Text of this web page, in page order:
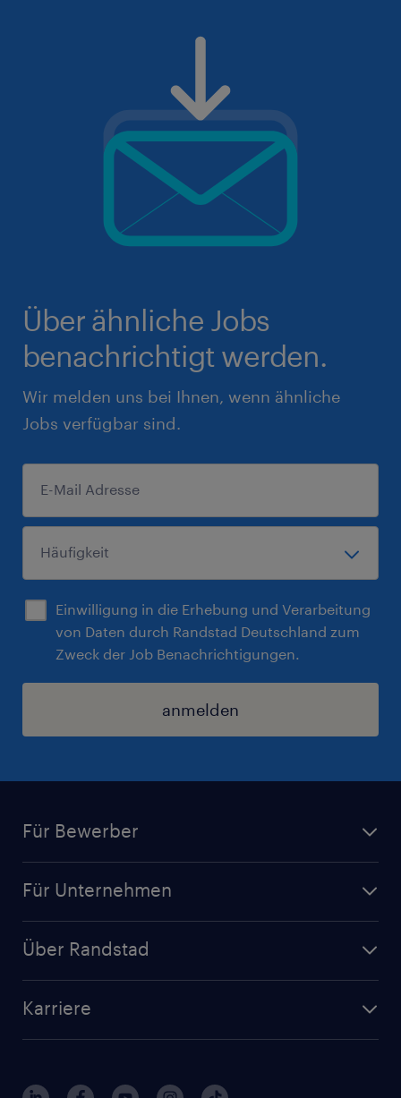
Über ähnliche Jobs
benachrichtigt werden.
Wir melden uns bei Ihnen, wenn ähnliche
Jobs verfügbar sind.
Einwilligung in die Erhebung und Verarbeitung
von Daten durch Randstad Deutschland zum
Zweck der Job Benachrichtigungen.
anmelden
Für Bewerber
Initiativbewerbung
Randstad Akademie
Für Unternehmen
Branchen
Über Randstad
Interne Karriere
Karriere
Berufsprofile